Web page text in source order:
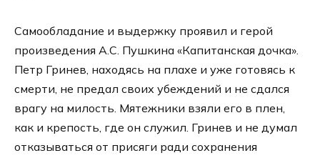
Самообладание и выдержку проявил и герой
произведения А.С. Пушкина «Капитанская дочка».
Петр Гринев, находясь на плахе и уже готовясь к
смерти, не предал своих убеждений и не сдался
врагу на милость. Мятежники взяли его в плен,
как и крепость, где он служил. Гринев и не думал
отказываться от присяги ради сохранения